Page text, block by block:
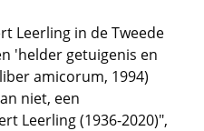
Leerling in de Tweede
'helder getuigenis en
amicorum, 1994)
niet, een
Leerling (1936-2020)",